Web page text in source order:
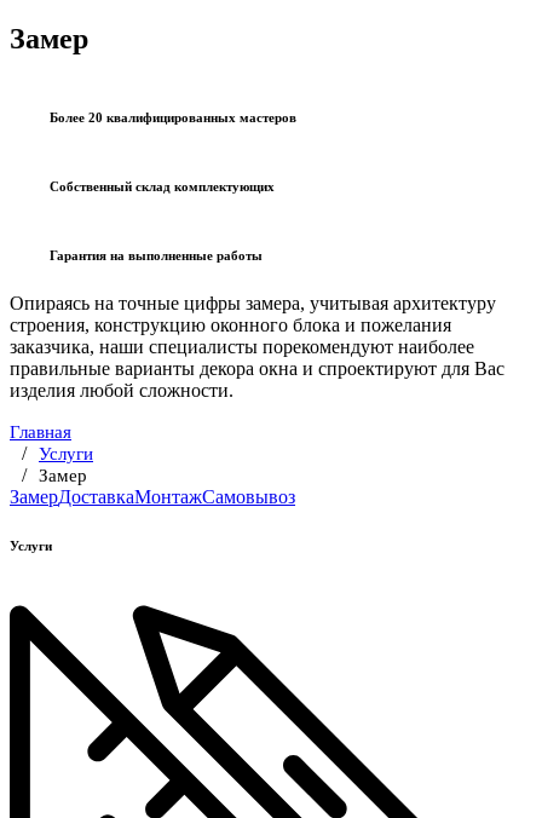
Замер
Более 20 квалифицированных мастеров
Собственный склад комплектующих
Гарантия на выполненные работы
Опираясь на точные цифры замера, учитывая архитектуру
строения, конструкцию оконного блока и пожелания
заказчика, наши специалисты порекомендуют наиболее
правильные варианты декора окна и спроектируют для Вас
изделия любой сложности.
Главная
Услуги
Замер
ЗамерДоставкаМонтажСамовывоз
Услуги